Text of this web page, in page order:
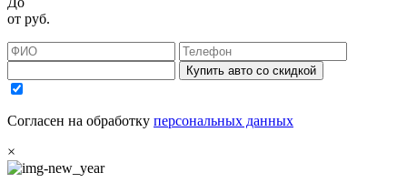
от руб.
Купить авто со скидкой
Согласен на обработку персональных данных
×